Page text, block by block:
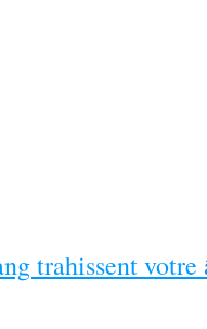
trahissent votre